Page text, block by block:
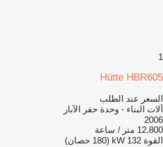
1
Hütte HBR605
السعر عند الطلب
آلات البناء - وحدة حفر الآبار
2006
12.800 متر / ساعة
القوة 132 kW (180 حصان)